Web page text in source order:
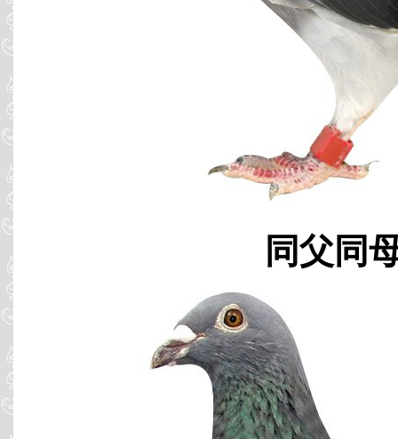
同父同